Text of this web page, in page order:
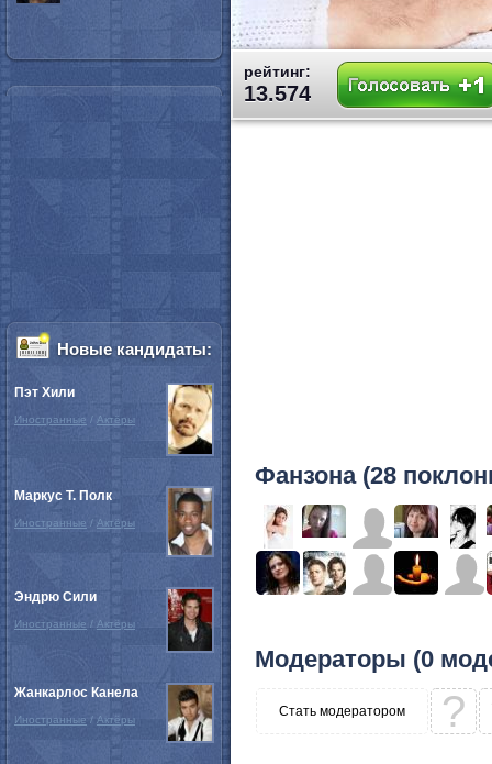
рейтинг:
13.574
Фанзона (28
Модераторы (0
Стать модератором ?
Новые кандидаты:
Пэт Хили
Иностранные / Актёры
Маркус Т. Полк
Иностранные / Актёры
Эндрю Сили
Иностранные / Актёры
Жанкарлос Канела
Иностранные / Актёры